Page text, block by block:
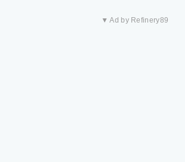
▼ Ad by Refinery89